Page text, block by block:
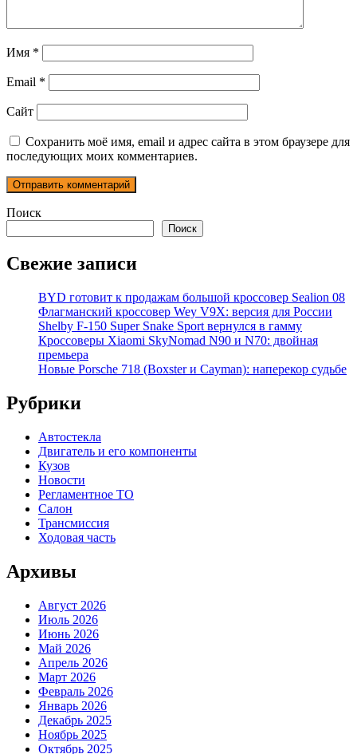
Имя *
Email *
Сайт
Сохранить моё имя, email и адрес сайта в этом браузере для
последующих моих комментариев.
Поиск
Поиск
Свежие записи
BYD готовит к продажам большой кроссовер Sealion 08
Флагманский кроссовер Wey V9X: версия для России
Shelby F-150 Super Snake Sport вернулся в гамму
Кроссоверы Xiaomi SkyNomad N90 и N70: двойная
премьера
Новые Porsche 718 (Boxster и Cayman): наперекор судьбе
Рубрики
Автостекла
Двигатель и его компоненты
Кузов
Новости
Регламентное ТО
Салон
Трансмиссия
Ходовая часть
Архивы
Август 2026
Июль 2026
Июнь 2026
Май 2026
Апрель 2026
Март 2026
Февраль 2026
Январь 2026
Декабрь 2025
Ноябрь 2025
Октябрь 2025